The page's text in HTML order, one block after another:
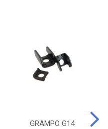
GRAMPO G14